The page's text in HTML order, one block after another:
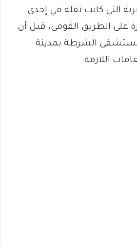
التي كانت تقله في إحدى
على الطريق القومي، قبل أن
مستشفى الشرطة بمدينة
اللازمة.